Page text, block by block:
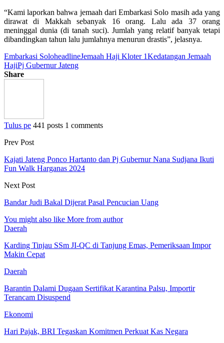
“Kami laporkan bahwa jemaah dari Embarkasi Solo masih ada yang
dirawat di Makkah sebanyak 16 orang. Lalu ada 37 orang
meninggal dunia (di tanah suci). Jumlah yang relatif banyak tetapi
dibandingkan tahun lalu jumlahnya menurun drastis”, jelasnya.
Embarkasi SoloheadlineJemaah Haji Kloter 1Kedatangan Jemaah
HajiPj Gubernur Jateng
Share
Tulus pe 441 posts 1 comments
Prev Post
Kajati Jateng Ponco Hartanto dan Pj Gubernur Nana Sudjana Ikuti
Fun Walk Harganas 2024
Next Post
Bandar Judi Bakal Dijerat Pasal Pencucian Uang
You might also like More from author
Daerah
Karding Tinjau SSm JI-QC di Tanjung Emas, Pemeriksaan Impor
Makin Cepat
Daerah
Barantin Dalami Dugaan Sertifikat Karantina Palsu, Importir
Terancam Disuspend
Ekonomi
Hari Pajak, BRI Tegaskan Komitmen Perkuat Kas Negara